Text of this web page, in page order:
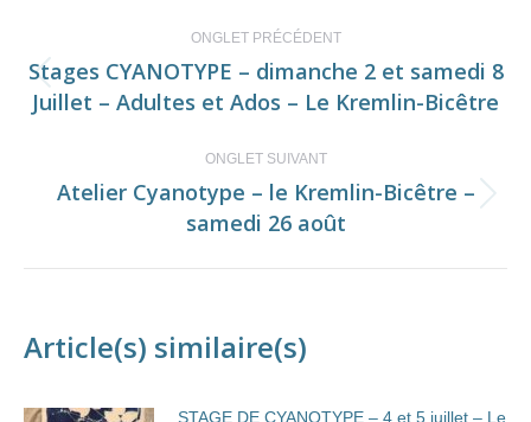
Navigation
de
commentaire
ONGLET PRÉCÉDENT
Onglet
précédent
Stages CYANOTYPE – dimanche 2 et samedi 8
Juillet – Adultes et Ados – Le Kremlin-Bicêtre
ONGLET SUIVANT
Onglet
suivant
Atelier Cyanotype – le Kremlin-Bicêtre –
samedi 26 août
Article(s) similaire(s)
STAGE DE CYANOTYPE – 4 et 5 juillet – Le